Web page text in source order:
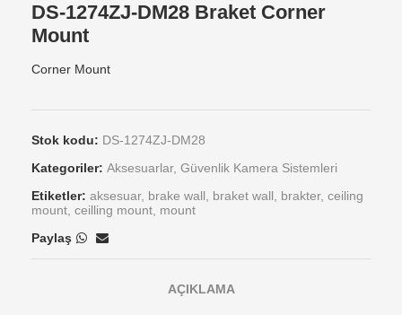
DS-1274ZJ-DM28 Braket Corner
Mount
Corner Mount
Stok kodu: DS-1274ZJ-DM28
Kategoriler: Aksesuarlar, Güvenlik Kamera Sistemleri
Etiketler: aksesuar, brake wall braket wall brakter, ceiling
mount ceilling mount mount
Paylaş
AÇIKLAMA